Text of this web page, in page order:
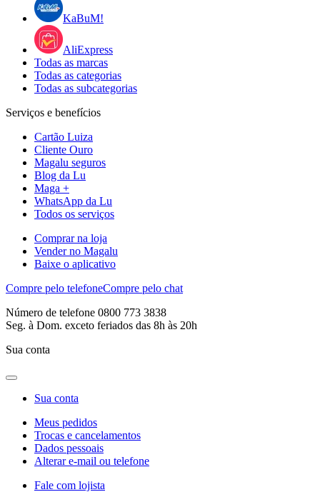
KaBuM!
AliExpress
Todas as marcas
Todas as categorias
Todas as subcategorias
Serviços e benefícios
Cartão Luiza
Cliente Ouro
Magalu seguros
Blog da Lu
Maga +
WhatsApp da Lu
Todos os serviços
Comprar na loja
Vender no Magalu
Baixe o aplicativo
Compre pelo telefoneCompre pelo chat
Número de telefone 0800 773 3838
Seg. à Dom. exceto feriados das 8h às 20h
Sua conta
Sua conta
Meus pedidos
Trocas e cancelamentos
Dados pessoais
Alterar e-mail ou telefone
Fale com lojista